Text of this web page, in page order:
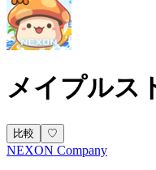
メイプルス
比較 ♡
NEXON Company